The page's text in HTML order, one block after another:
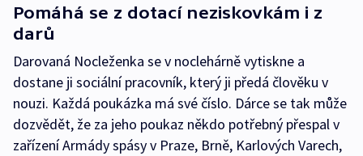
Pomáhá se z dotací neziskovkám i z
darů
Darovaná Nocleženka se v noclehárně vytiskne a
dostane ji sociální pracovník, který ji předá člověku v
nouzi. Každá poukázka má své číslo. Dárce se tak může
dozvědět, že za jeho poukaz někdo potřebný přespal v
zařízení Armády spásy v Praze, Brně, Karlových Varech,